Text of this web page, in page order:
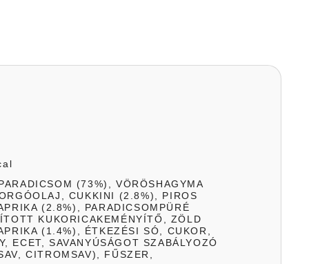
(73%), VÖRÖSHAGYMA
CUKKINI (2.8%), PIROS
(2.8%), PARADICSOMPÜRÉ
KUKORICAKEMÉNYÍTŐ, ZÖLD
(1.4%), ÉTKEZÉSI SÓ, CUKOR,
ECET, SAVANYÚSÁGOT SZABÁLYOZÓ
CITROMSAV), FŰSZER,